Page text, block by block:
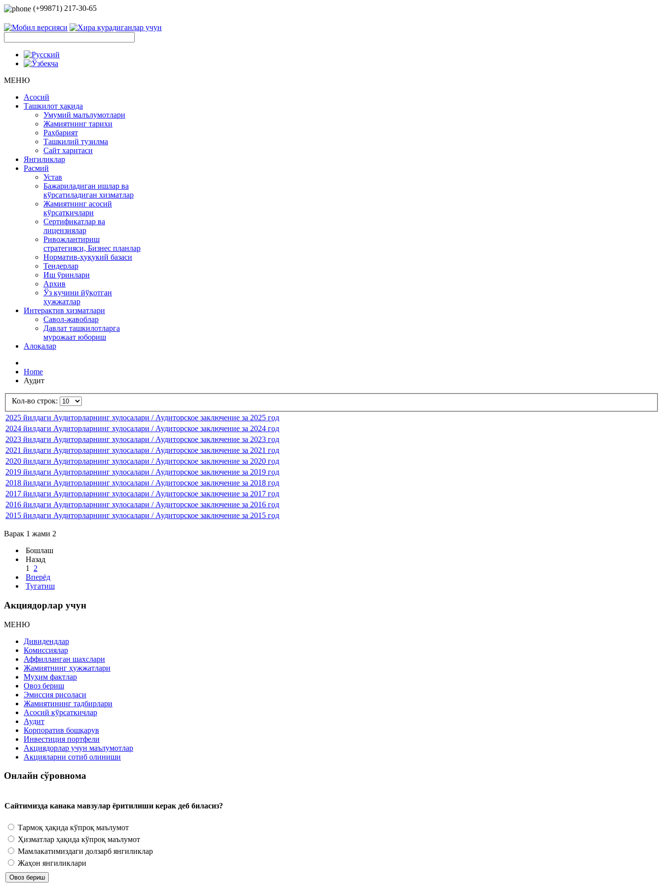
(+99871) 217-30-65
МЕНЮ
Асосий
Ташкилот ҳақида
Умумий малълумотлари
Жамиятнинг тарихи
Раҳбарият
Ташкилий тузилма
Сайт харитаси
Янгиликлар
Расмий
Устав
Бажариладиган ишлар ва
кўрсатиладиган хизматлар
Жамиятнинг асосий
кўрсаткичлари
Сертификатлар ва
лицензиялар
Ривожлантириш
стратегияси, Бизнес планлар
Норматив-ҳуқукий базаси
Тендерлар
Иш ўринлари
Архив
Ўз кучини йўқотган
ҳужжатлар
Интерактив хизматлари
Савол-жавоблар
Давлат ташкилотларга
мурожаат юбориш
Алоқалар
Home
Аудит
Кол-во строк:
2025 йилдаги Аудиторларнинг хулосалари / Аудиторское заключение за 2025 год
2024 йилдаги Аудиторларнинг хулосалари / Аудиторское заключение за 2024 год
2023 йилдаги Аудиторларнинг хулосалари / Аудиторское заключение за 2023 год
2021 йилдаги Аудиторларнинг хулосалари / Аудиторское заключение за 2021 год
2020 йилдаги Аудиторларнинг хулосалари / Аудиторское заключение за 2020 год
2019 йилдаги Аудиторларнинг хулосалари / Аудиторское заключение за 2019 год
2018 йилдаги Аудиторларнинг хулосалари / Аудиторское заключение за 2018 год
2017 йилдаги Аудиторларнинг хулосалари / Аудиторское заключение за 2017 год
2016 йилдаги Аудиторларнинг хулосалари / Аудиторское заключение за 2016 год
2015 йилдаги Аудиторларнинг хулосалари / Аудиторское заключение за 2015 год
Варак 1 жами 2
Бошлаш
Назад
1
2
Вперёд
Тугатиш
Акциядорлар учун
МЕНЮ
Дивидендлар
Комиссиялар
Аффилланган шахслари
Жамиятнинг ҳужжатлари
Муҳим фактлар
Овоз бериш
Эмиссия рисоласи
Жамиятининг тадбирлари
Асосий кўрсаткичлар
Аудит
Корпоратив бошқарув
Инвестиция портфели
Акциядорлар учун маълумотлар
Акцияларни сотиб олиниши
Онлайн сўровнома
Сайтимизда канака мавзулар ёритилиши керак деб биласиз?
Тармоқ ҳақида кўпроқ маълумот
Ҳизматлар ҳақида кўпроқ маълумот
Мамлакатимиздаги долзарб янгиликлар
Жаҳон янгиликлари